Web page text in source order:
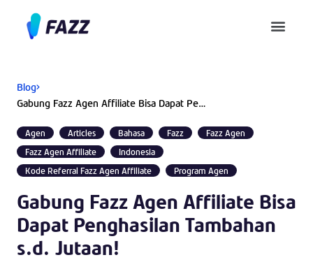
Blog
Gabung Fazz Agen Affiliate Bisa Dapat Penghasilan Tambahan s.d. Jutaan!
Agen Articles Bahasa Fazz
Fazz Agen
Fazz Agen Affiliate
Indonesia
Kode Referral Fazz Agen Affiliate
Program Agen
Gabung Fazz Agen Affiliate Bisa
Dapat Penghasilan Tambahan
s.d. Jutaan!